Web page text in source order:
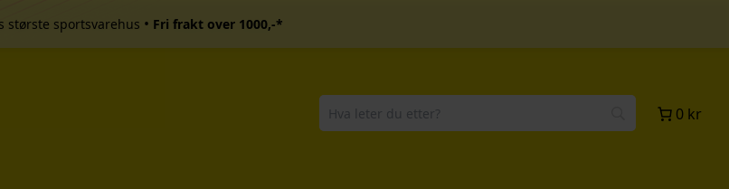
største sportsvarehus • Fri frakt over 1000,-*
0 kr